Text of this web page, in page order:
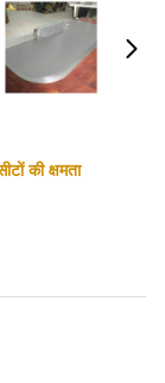
की क्षमता